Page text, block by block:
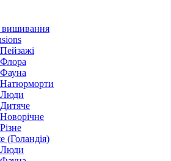
вишивання
Пейзажі
Флора
Фауна
Натюрморти
Люди
Дитяче
Новорічне
Різне
(Голандія)
Люди